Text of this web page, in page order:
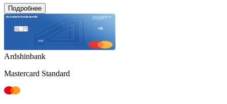
Подробнее
Ardshinbank
Mastercard Standard